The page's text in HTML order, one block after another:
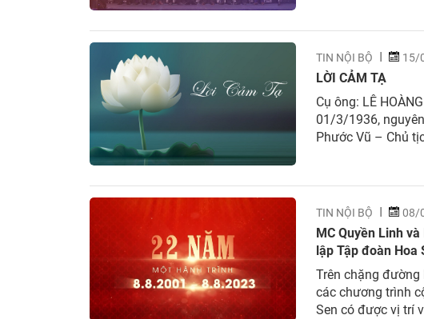
TIN NỘI BỘ 15/
LỜI CẢM TẠ
Cụ ông: LÊ
01/3/1936,
Phước Vũ – Chủ
TIN NỘI BỘ 08/
MC Quyền Linh
lập Tập đoàn Hoa
Trên chặng
các chương trình
Sen có được vị trí